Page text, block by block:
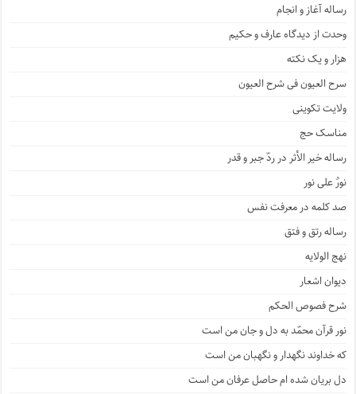
رساله آغاز و انجام
وحدت از دیدگاه عارف و حکیم
هزار و یک نکته
سرح العیون فی شرح العیون
ولایت تکوینی
مناسک حج
رساله خیر الأثر در ردّ جبر و قدر
نورٌ علی نور
صد کلمه در معرفت نفس
رساله رتق و فتق
نهج الولایه
دیوان اشعار
شرح فصوص الحکم
نور قرآن محمّد به دل و جان من است
که خداوند نگهدار و نگهبان من است
دل بریان شده ام حاصل عرفان من است